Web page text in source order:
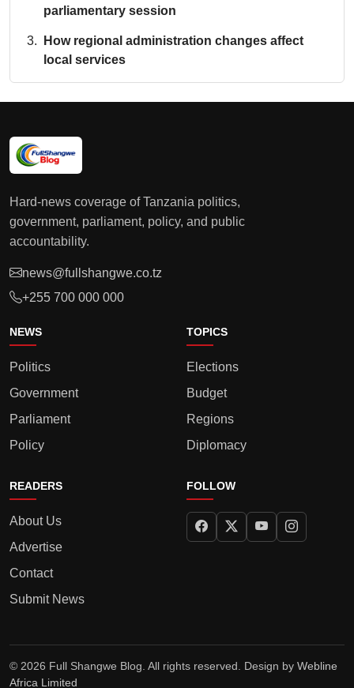
parliamentary session
How regional administration changes affect
local services
Hard-news coverage of Tanzania politics,
government, parliament, policy, and public
accountability.
news@fullshangwe.co.tz
+255 700 000 000
NEWS
Politics
Government
Parliament
Policy
TOPICS
Elections
Budget
Regions
Diplomacy
READERS
About Us
Advertise
Contact
Submit News
FOLLOW
© 2026 Full Shangwe Blog. All rights reserved. Design by Webline
Africa Limited